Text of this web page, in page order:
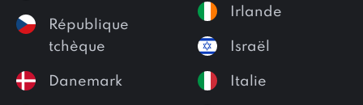
République
tchèque
Danemark
Irlande
Israël
Italie